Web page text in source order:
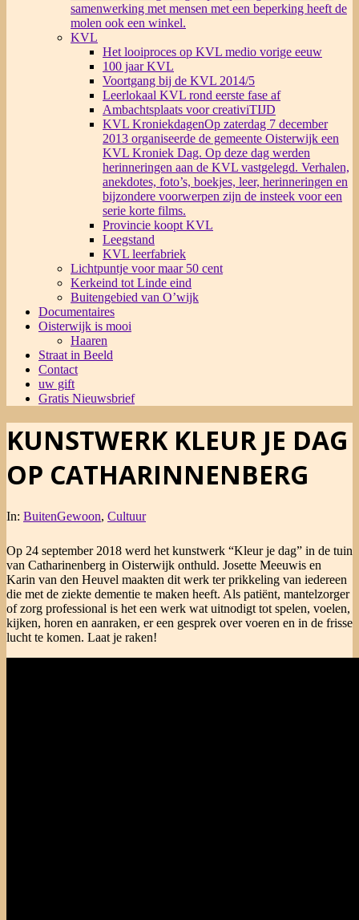
samenwerking met mensen met een beperking heeft de
molen ook een winkel.
KVL
Het looiproces op KVL medio vorige eeuw
100 jaar KVL
Voortgang bij de KVL 2014/5
Leerlokaal KVL rond eerste fase af
Ambachtsplaats voor creativiTIJD
KVL KroniekdagenOp zaterdag 7 december
2013 organiseerde de gemeente Oisterwijk een
KVL Kroniek Dag. Op deze dag werden
herinneringen aan de KVL vastgelegd. Verhalen,
anekdotes, foto’s, boekjes, leer, herinneringen en
bijzondere voorwerpen zijn de insteek voor een
serie korte films.
Provincie koopt KVL
Leegstand
KVL leerfabriek
Lichtpuntje voor maar 50 cent
Kerkeind tot Linde eind
Buitengebied van O’wijk
Documentaires
Oisterwijk is mooi
Haaren
Straat in Beeld
Contact
uw gift
Gratis Nieuwsbrief
KUNSTWERK KLEUR JE DAG
OP CATHARINNENBERG
In: BuitenGewoon, Cultuur
Op 24 september 2018 werd het kunstwerk “Kleur je dag” in de tuin
van Catharinenberg in Oisterwijk onthuld. Josette Meeuwis en
Karin van den Heuvel maakten dit werk ter prikkeling van iedereen
die met de ziekte dementie te maken heeft. Als patiënt, mantelzorger
of zorg professional is het een werk wat uitnodigt tot spelen, voelen,
kijken, horen en aanraken, er een gesprek over voeren en in de frisse
lucht te komen. Laat je raken!